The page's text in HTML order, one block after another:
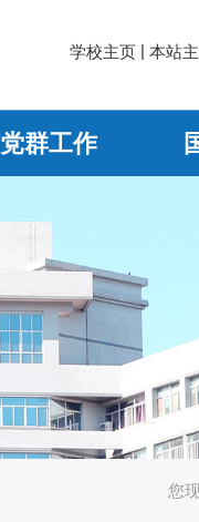
学校主页 | 本站
党群工作
您